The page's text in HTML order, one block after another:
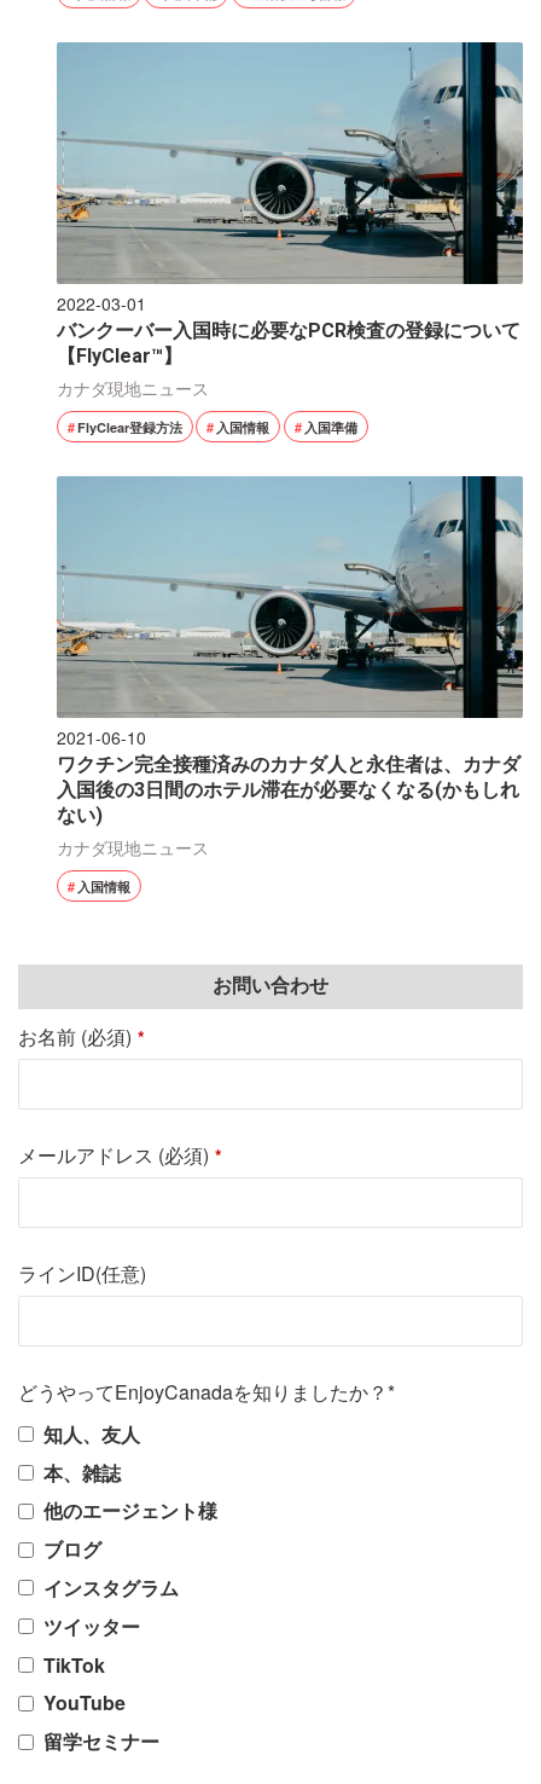
2022-03-01
バンクーバー入国時に必要なPCR検査の登録について
【FlyClear™】
カナダ現地ニュース
FlyClear登録方法 入国情報 入国準備
2021-06-10
ワクチン完全接種済みのカナダ人と永住者は、カナダ
入国後の3日間のホテル滞在が必要なくなる(かもしれ
ない)
カナダ現地ニュース
入国情報
お問い合わせ
お名前 (必須) *
メールアドレス (必須) *
ラインID(任意)
どうやってEnjoyCanadaを知りましたか？*
知人、友人
本、雑誌
他のエージェント様
ブログ
インスタグラム
ツイッター
TikTok
YouTube
留学セミナー